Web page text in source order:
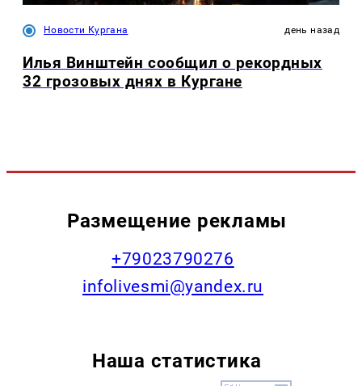
Новости Кургана день назад
Илья Винштейн сообщил о рекордных
32 грозовых днях в Кургане
Размещение рекламы
+79023790276
infolivesmi@yandex.ru
Наша статистика